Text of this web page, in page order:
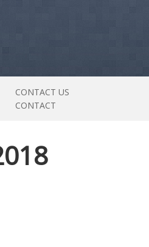
CONTACT US
CONTACT